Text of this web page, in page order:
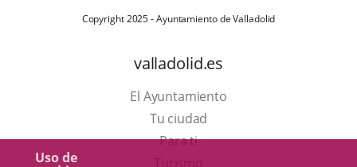
Uso de
Copyright 2025 - Ayuntamiento de Valladolid
valladolid.es
El Ayuntamiento
Tu ciudad
Para ti